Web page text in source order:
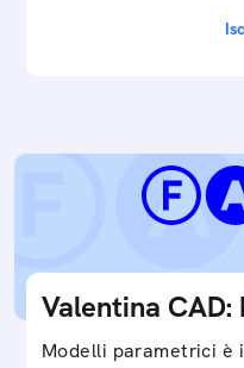
Valentina
Modelli parametrici è